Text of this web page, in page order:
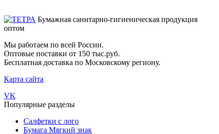
Бумажная санитарно-гигиеническая продукция
оптом
Мы работаем по всей России.
Оптовые поставки от 150 тыс.руб.
Бесплатная доставка по Московскому региону.
Карта сайта
VK
Популярные разделы
Салфетки с лого
Бумага Мягкий знак